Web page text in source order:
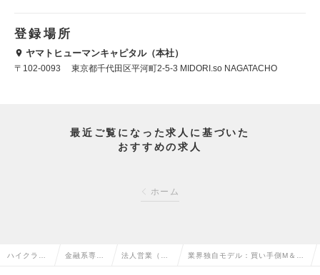
登録場所
ヤマトヒューマンキャピタル（本社）
〒102-0093 東京都千代田区平河町2-5-3 MIDORI.so NAGATACHO
最近ご覧になった求人に基づいた
おすすめの求人
ホーム
ハイクラス 金融系専門 法人営業（金 業界独自モデル：買い手側M＆A